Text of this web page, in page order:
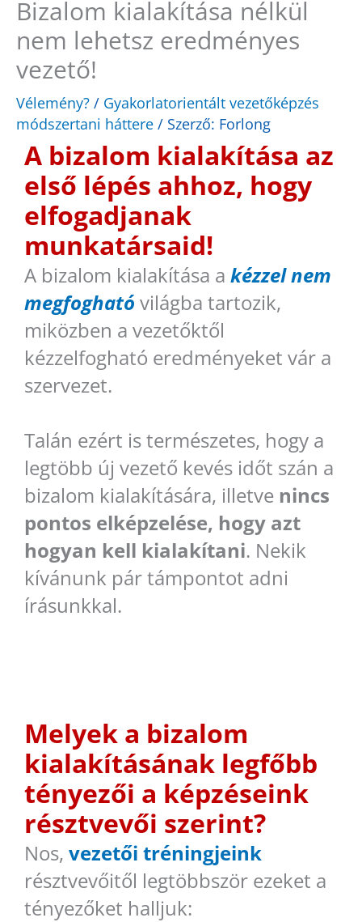
Bizalom kialakítása nélkül
nem lehetsz eredményes
vezető!
Vélemény? / Gyakorlatorientált vezetőképzés
módszertani háttere / Szerző: Forlong
A bizalom kialakítása az
első lépés ahhoz, hogy
elfogadjanak
munkatársaid!
A bizalom kialakítása a kézzel nem
megfogható világba tartozik,
miközben a vezetőktől
kézzelfogható eredményeket vár a
szervezet.
Talán ezért is természetes, hogy a
legtöbb új vezető kevés időt szán a
bizalom kialakítására, illetve nincs
pontos elképzelése, hogy azt
hogyan kell kialakítani. Nekik
kívánunk pár támpontot adni
írásunkkal.
Melyek a bizalom
kialakításának legfőbb
tényezői a képzéseink
résztvevői szerint?
Nos, vezetői tréningjeink
résztvevőitől legtöbbször ezeket a
tényezőket halljuk: